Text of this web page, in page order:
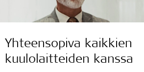
Yhteensopiva kaikkien
kuulolaitteiden kanssa